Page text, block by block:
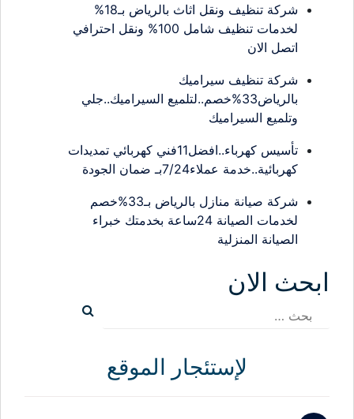
شركة تنظيف ونقل اثاث بالرياض بـ18%
لخدمات تنظيف شامل 100% ونقل احترافي
اتصل الان
شركة تنظيف سيراميك
بالرياض33%خصم..لتلميع السيراميك..جلي
وتلميع السيراميك
تأسيس كهرباء..افضل11فني كهربائي تمديدات
كهربائية..خدمة عملاء7/24بـ ضمان الجودة
شركة صيانة منازل بالرياض بـ33%خصم
لخدمات الصيانة 24ساعة بخدمتك خبراء
الصيانة المنزلية
ابحث الان
البحث
لإستئجار الموقع